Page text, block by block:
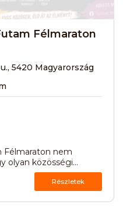
Félmaraton
5420 Magyarország
Félmaraton nem
olyan közösségi...
Részletek